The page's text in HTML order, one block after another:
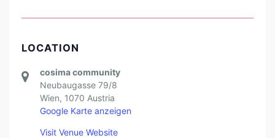
LOCATION
cosima community
Neubaugasse 79/8
Wien, 1070 Austria
Google Karte anzeigen
Visit Venue Website